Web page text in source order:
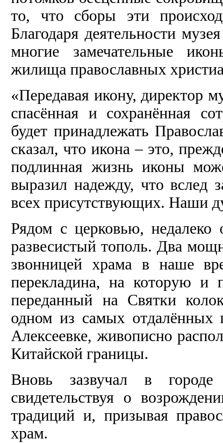
то, что сборы эти
Благодаря деятельности
многие замечательные
жилища православных
«Передавая икону, директор
спасённая и сохранённая
будет принадлежать
сказал, что икона – это,
подлинная жизнь иконы
выразил надежду, что вслед
всех присутствующих. Наши
Рядом с церковью, недалеко
развесистый тополь. Два
звонницей храма в наше
перекладина, на которую и
переданный на Святки
одном из самых отдалённых
Алексеевке, живописно
Китайской границы.
Вновь зазвучал в
свидетельствуя о
традиций и, призывая
храм.